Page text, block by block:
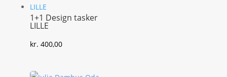
1+1 Design tasker
LILLE
kr. 400,00